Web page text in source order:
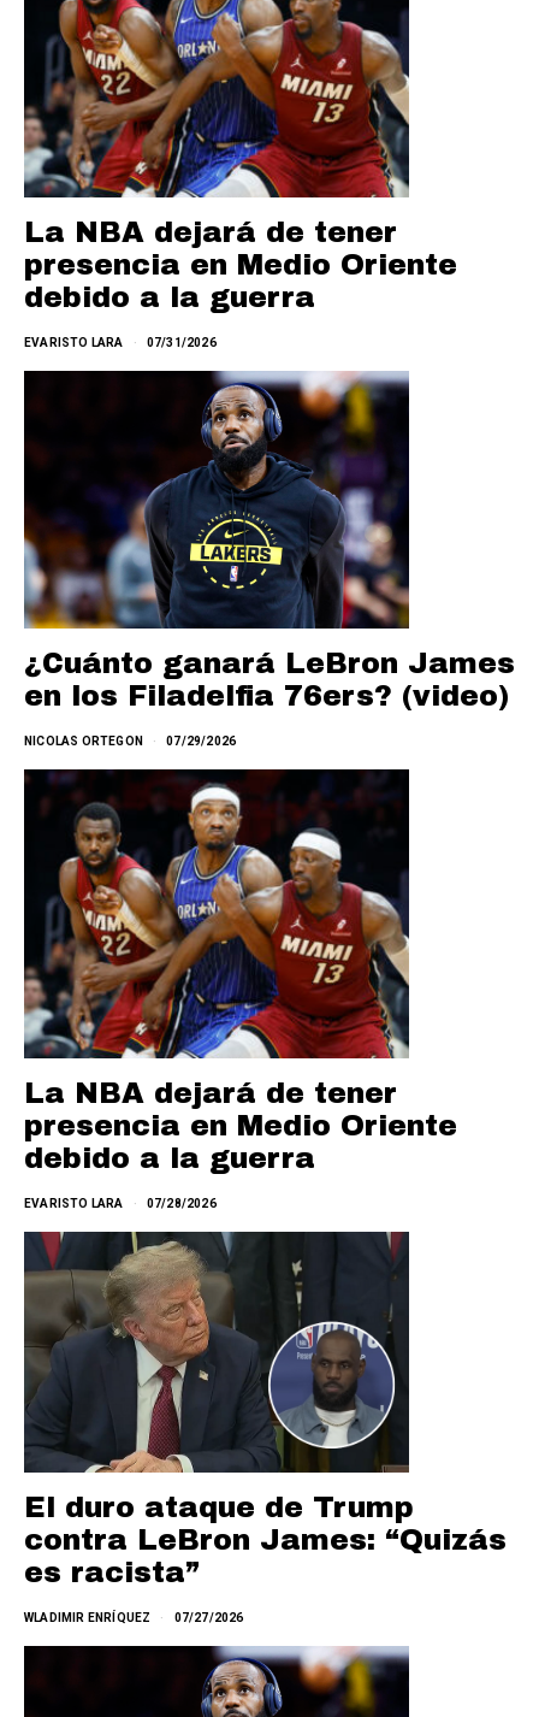
La NBA dejará de tener
presencia en Medio Oriente
debido a la guerra
EVARISTO LARA 07/31/2026
¿Cuánto ganará LeBron James
en los Filadelfia 76ers? (video)
NICOLAS ORTEGON 07/29/2026
La NBA dejará de tener
presencia en Medio Oriente
debido a la guerra
EVARISTO LARA 07/28/2026
El duro ataque de Trump
contra LeBron James: “Quizás
es racista”
WLADIMIR ENRÍQUEZ 07/27/2026